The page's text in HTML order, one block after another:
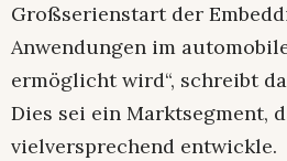
Großserienstart der
Anwendungen im
ermöglicht wird“, schreibt
Dies sei ein Marktsegment,
vielversprechend entwickle.